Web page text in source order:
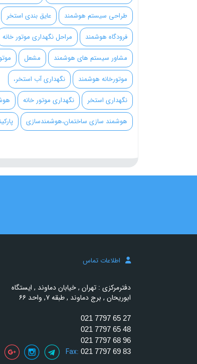
طراحی سیستم هوشمند
عایق بندی استخر
فرودگاه هوشمند
مراحل نگهداری موتور خانه
مشاور سیستم های هوشمند
مشعل
موتورخانه هوشمند
نگهداری آب استخر،
نگهداری استخر
نگهداری موتور خانه
هوشمند سازی ساختمان،هوشمندسازی
اطلاعات تماس
دفترمرکزی : تهران , خیابان دماوند , ایستگاه
ابوریحان , برج دماوند , طبقه ۷, واحد ۶۶
021 7797 65 27
021 7797 65 48
021 7797 68 96
021 7797 69 83
Fax: